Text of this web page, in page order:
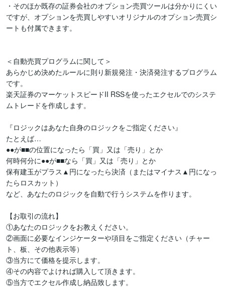
・そのほか既存の証券会社のオプション売買ツールは分かりにくい
ですが、オプションを売買しやすいオリジナルのオプション売買シ
ートも付属できます。
＜自動売買プログラムに関して＞
あらかじめ決めたルールに則り新規発注・決済発注するプログラム
です。
楽天証券のマーケットスピードII RSSを使ったエクセルでのシステ
ムトレードを作成します。
『ロジックはあなた自身のロジックをご指定ください』
たとえば…
●●が■■の位置になったら「買」又は「売り」とか
何時何分に●●が■■なら「買」又は「売り」とか
保有建玉がプラス▲円になったら決済（またはマイナス▲円になっ
たらロスカット）
など、あなたのロジックを自動で行うシステムを作ります。
【お取引の流れ】
①あなたのロジックをお教えください。
②画面に必要なインジケーターや項目をご指定ください（チャー
ト、板、その他表示等）
③当方にて価格を提示します。
④その内容でよければ購入して頂きます。
⑤当方でエクセル作成し納品致します。